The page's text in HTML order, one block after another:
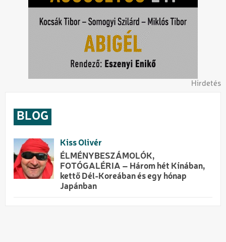
Hirdetés
BLOG
Kiss Olivér
ÉLMÉNYBESZÁMOLÓK,
FOTÓGALÉRIA – Három hét Kínában,
kettő Dél-Koreában és egy hónap
Japánban